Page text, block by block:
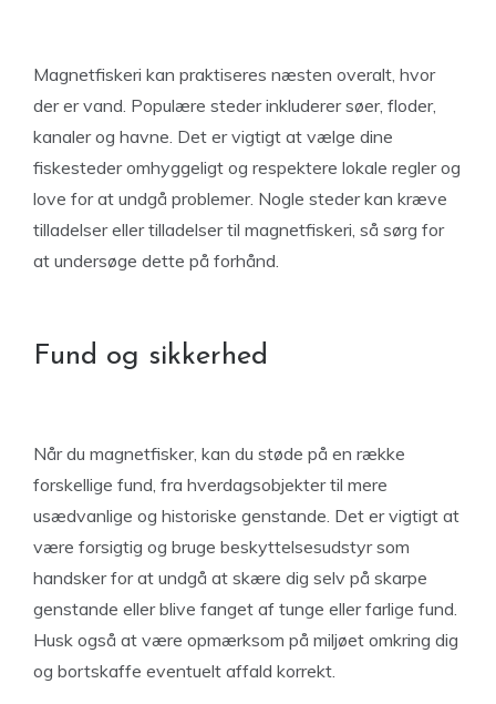
Magnetfiskeri kan praktiseres næsten overalt, hvor
der er vand. Populære steder inkluderer søer, floder,
kanaler og havne. Det er vigtigt at vælge dine
fiskesteder omhyggeligt og respektere lokale regler og
love for at undgå problemer. Nogle steder kan kræve
tilladelser eller tilladelser til magnetfiskeri, så sørg for
at undersøge dette på forhånd.
Fund og sikkerhed
Når du magnetfisker, kan du støde på en række
forskellige fund, fra hverdagsobjekter til mere
usædvanlige og historiske genstande. Det er vigtigt at
være forsigtig og bruge beskyttelsesudstyr som
handsker for at undgå at skære dig selv på skarpe
genstande eller blive fanget af tunge eller farlige fund.
Husk også at være opmærksom på miljøet omkring dig
og bortskaffe eventuelt affald korrekt.